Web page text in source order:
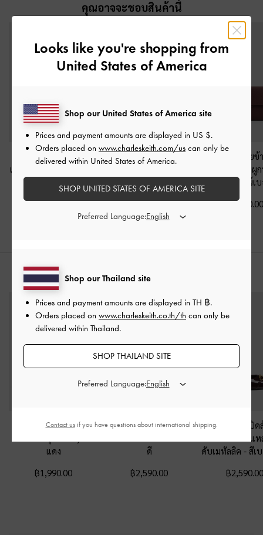
คุณอาจจะชอบสินค้านี้
กระเป๋าถือดีเทลสายคาด
แบบผูกปมรุ่น Tricha
฿2,790.00
กระเป๋าถือรุ่น Noane-
฿2,790.00
กระเป๋าสะพายข้
สายคาดแบบผู
สีไวน์เ
฿2,390.00
สไตล์ลุคด้วย
รองเท้าแตะหนีบรัดส้น
แดง
฿1,990.00
รองเท้าเปิดส้นหนังแก้ว
ดี
฿2,590.00
รองเท้าส้นสูงปิ
แก้วดีไซน์หัวแ
ดับเมทัลลิค-สีเ
฿2,590.00
Looks like you're shopping from
United States of America
Shop our Thailand site
Prices and payment amounts are displayed in TH ฿.
Orders placed on www.charleskeith.co.th/th can only be
delivered within Thailand.
SHOP THAILAND SITE
Preferred Language:
Shop our United States of America site
Prices and payment amounts are displayed in US $.
Orders placed on www.charleskeith.com/us can only be
delivered within United States of America.
SHOP UNITED STATES OF AMERICA SITE
Preferred Language:
Contact usif you have questions about international shipping.